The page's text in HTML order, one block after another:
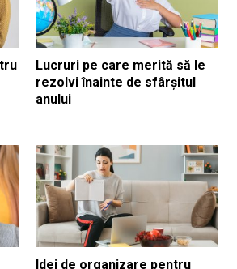
Lucruri pe care merită să le
rezolvi înainte de sfârșitul
anului
Idei de organizare pentru